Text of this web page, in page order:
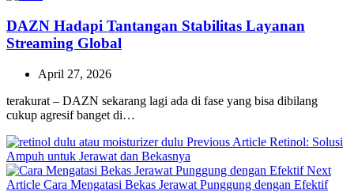
DAZN Hadapi Tantangan Stabilitas Layanan
Streaming Global
April 27, 2026
terakurat – DAZN sekarang lagi ada di fase yang bisa dibilang
cukup agresif banget di…
Previous Article Previous
Retinol: Solusi
Ampuh untuk Jerawat dan Bekasnya
Next
Article Next
Cara Mengatasi Bekas Jerawat Punggung dengan Efektif